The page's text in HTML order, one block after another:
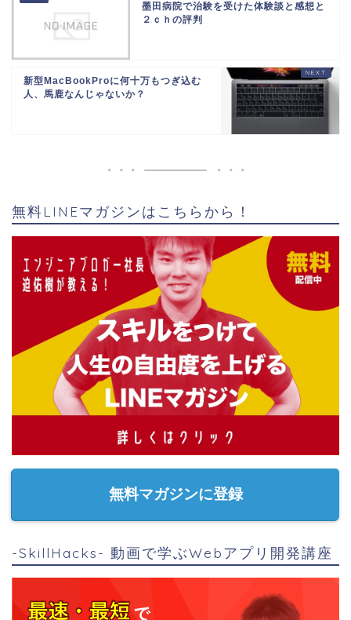
墨田病院で治験を受けた体験談と感想と
２ｃｈの評判
新型MacBookProに何十万もつぎ込む
人、馬鹿なんじゃないか？
無料LINEマガジンはこちらから！
無料マガジンに登録
-SkillHacks- 動画で学ぶWebアプリ開発講座